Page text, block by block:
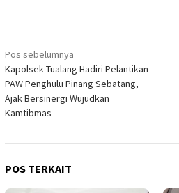
Navigasi
pos
Pos sebelumnya
Kapolsek Tualang Hadiri Pelantikan
PAW Penghulu Pinang Sebatang,
Ajak Bersinergi Wujudkan
Kamtibmas
POS TERKAIT